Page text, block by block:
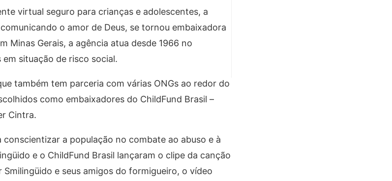
virtual seguro para crianças e adolescentes, a
o amor de Deus, se tornou embaixadora
Minas Gerais, a agência atua desde 1966 no
situação de risco social.
também tem parceria com várias ONGs ao redor do
como embaixadores do ChildFund Brasil –
Cintra.
a população no combate ao abuso e à
e o ChildFund Brasil lançaram o clipe da canção
e seus amigos do formigueiro, o vídeo